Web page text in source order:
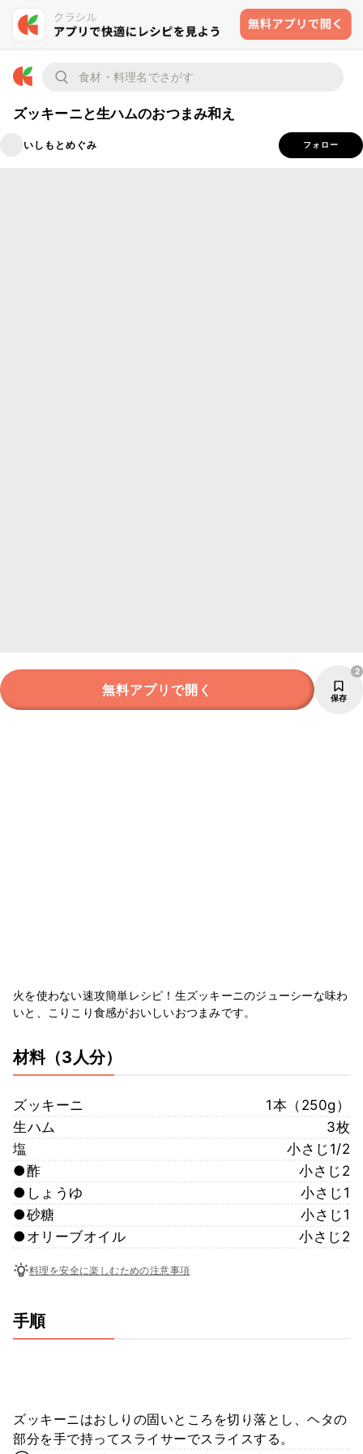
ズッキーニと生ハムのおつまみ和え
いしもとめぐみ フォロー
無料アプリで開く 保存
2
火を使わない速攻簡単レシピ！生ズッキーニのジューシーな味わ
いと、こりこり食感がおいしいおつまみです。
材料（3人分）
ズッキーニ
1本（250g）
生ハム
3枚
塩
小さじ1/2
●酢
小さじ2
●しょうゆ
小さじ1
●砂糖
小さじ1
●オリーブオイル
小さじ2
料理を安全に楽しむための注意事項
手順
ズッキーニはおしりの固いところを切り落とし、ヘタの
部分を手で持ってスライサーでスライスする。